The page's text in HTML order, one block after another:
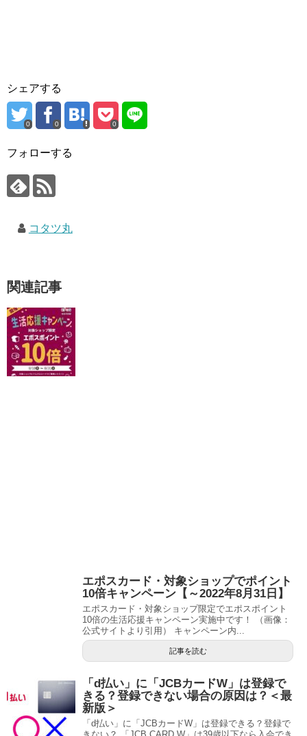
シェアする
0 0 0
フォローする
コタツ丸
関連記事
エポスカード・対象ショップでポイント
10倍キャンペーン【～2022年8月31日】
エポスカード・対象ショップ限定でエポスポイント
10倍の生活応援キャンペーン実施中です！ （画像：
公式サイトより引用） キャンペーン内...
記事を読む
「d払い」に「JCBカードW」は登録で
きる？登録できない場合の原因は？＜最
新版＞
「d払い」に「JCBカードW」は登録できる？登録で